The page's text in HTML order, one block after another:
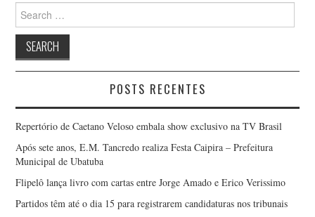
Search
for:
POSTS RECENTES
Repertório de Caetano Veloso embala show exclusivo na TV Brasil
Após sete anos, E.M. Tancredo realiza Festa Caipira – Prefeitura
Municipal de Ubatuba
Flipelô lança livro com cartas entre Jorge Amado e Erico Verissimo
Partidos têm até o dia 15 para registrarem candidaturas nos tribunais